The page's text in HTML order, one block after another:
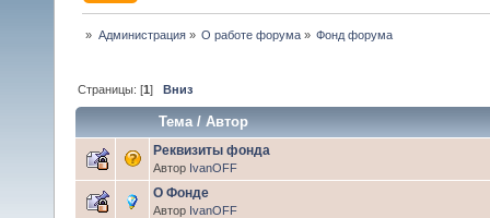
» Администрация» О работе форума» Фонд форума
Страницы: [1]Вниз
Тема/Автор
Реквизиты фонда
Автор IvanOFF
О Фонде
Автор IvanOFF